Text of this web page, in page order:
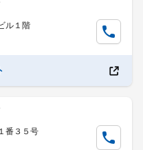
ル１階
番３５号